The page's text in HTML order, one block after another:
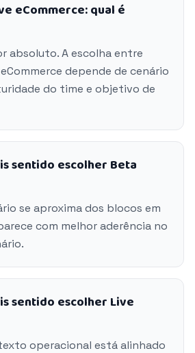
eCommerce: qual é
absoluto. A escolha entre
depende de cenário
do time e objetivo de
sentido escolher Beta
se aproxima dos blocos em
com melhor aderência no
sentido escolher Live
operacional está alinhado